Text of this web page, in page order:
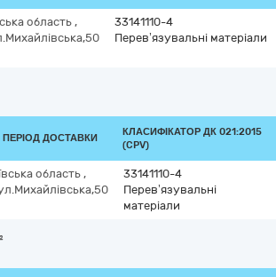
область,
33141110-4
Перев’язувальні матеріали
ДОСТАВКИ
КЛАСИФІКАТОР ДК 021:2015
(CPV)
область,
33141110-4
Перев’язувальні
матеріали